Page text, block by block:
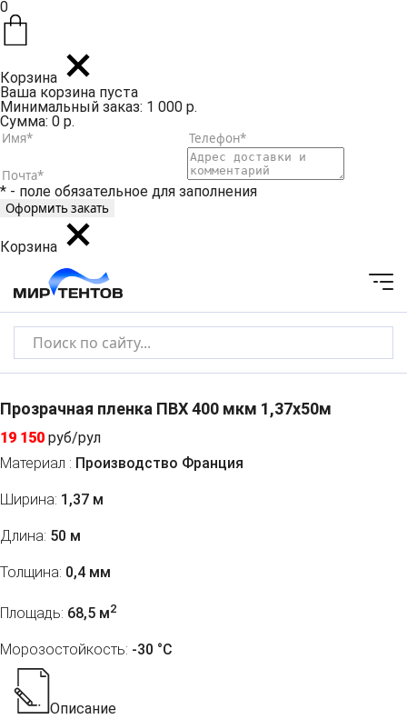
0
Корзина
Ваша корзина пуста
Минимальный заказ: 1 000 р.
Сумма: 0 р.
* - поле обязательное для заполнения
Корзина
Прозрачная пленка ПВХ 400 мкм 1,37x50м
19 150 руб/рул
Материал : Производство Франция
Ширина: 1,37 м
Длина: 50 м
Толщина: 0,4 мм
Площадь: 68,5 м2
Морозостойкость: -30 °С
Описание